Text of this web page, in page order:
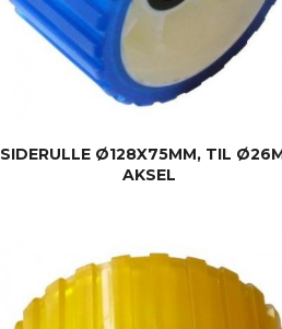
SIDERULLE Ø128X75MM, TIL
AKSEL